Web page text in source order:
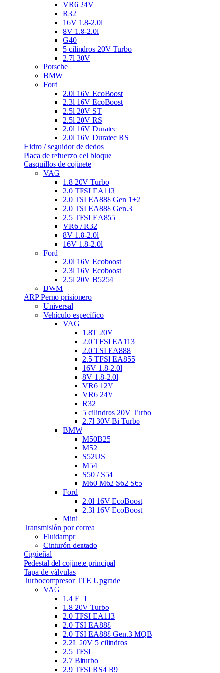
VR6 24V
R32
16V 1.8-2.0l
8V 1.8-2.0l
G40
5 cilindros 20V Turbo
2.7l 30V
Porsche
BMW
Ford
2.0l 16V EcoBoost
2.3l 16V EcoBoost
2.5l 20V ST
2.5l 20V RS
2.0l 16V Duratec
2.0l 16V Duratec RS
Hidro / seguidor de dedos
Placa de refuerzo del bloque
Casquillos de cojinete
VAG
1.8 20V Turbo
2.0 TFSI EA113
2.0 TSI EA888 Gen 1+2
2.0 TSI EA888 Gen.3
2.5 TFSI EA855
VR6 / R32
8V 1.8-2.0l
16V 1.8-2.0l
Ford
2.0l 16V Ecoboost
2.3l 16V Ecoboost
2.5l 20V B5254
BWM
ARP Perno prisionero
Universal
Vehículo específico
VAG
1.8T 20V
2.0 TFSI EA113
2.0 TSI EA888
2.5 TFSI EA855
16V 1.8-2.0l
8V 1.8-2.0l
VR6 12V
VR6 24V
R32
5 cilindros 20V Turbo
2.7l 30V Bi Turbo
BMW
M50B25
M52
S52US
M54
S50 / S54
M60 M62 S62 S65
Ford
2.0l 16V EcoBoost
2.3l 16V EcoBoost
Mini
Transmisión por correa
Fluidampr
Cinturón dentado
Cigüeñal
Pedestal del cojinete principal
Tapa de válvulas
Turbocompresor TTE Upgrade
VAG
1.4 ETI
1.8 20V Turbo
2.0 TFSI EA113
2.0 TSI EA888
2.0 TSI EA888 Gen.3 MQB
2.2L 20V 5 cilindros
2.5 TFSI
2.7 Biturbo
2.9 TFSI RS4 B9